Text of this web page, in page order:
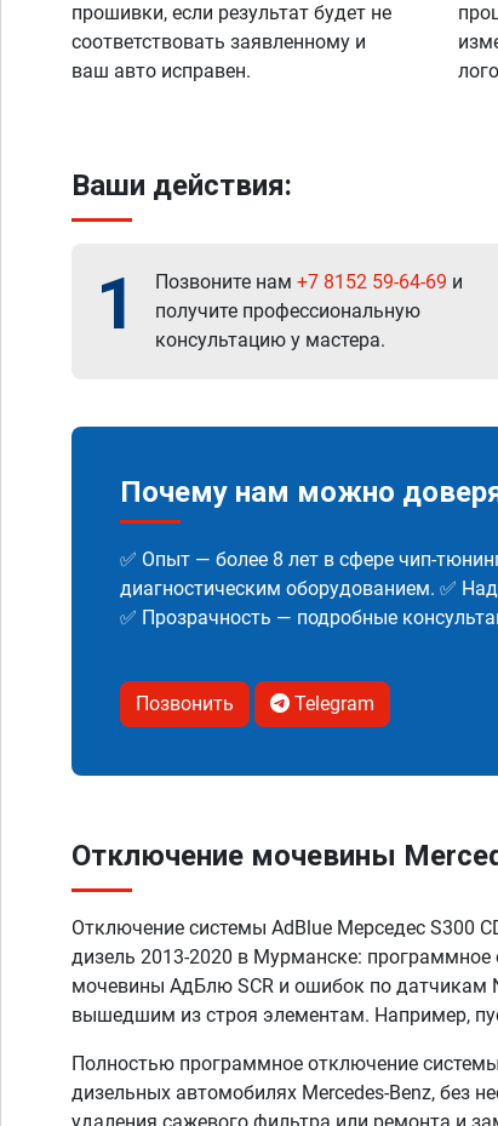
прошивки, если результат будет не
соответствовать заявленному и
ваш авто исправен.
Ваши действия:
1 Позвоните нам +7 8152 59-64-69 и
получите профессиональную
консультацию у мастера.
Почему нам можно
✅ Опыт — более 8 лет в сфере чип-
диагностическим оборудованием. ✅
✅ Прозрачность — подробные
Позвонить Telegram
Отключение мочевины
Отключение системы AdBlue Мерседес S300
дизель 2013-2020 в Мурманске:
мочевины АдБлю SCR и ошибок по датчикам
вышедшим из строя элементам. Например,
Полностью программное отключение системы
дизельных автомобилях Mercedes-Benz, без